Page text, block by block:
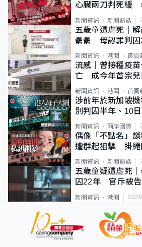
心臟兩刀判死緩
新聞資訊 新聞熱話
五歲童遭虐死｜
纍纍 母認罪判
類案最惡劣
新聞資訊 港聞 首頁
流感｜曾接種疫
亡 成今年首宗兒
新聞資訊 港聞 首頁
涉前年於新加坡
別判囚半年、10日
新聞資訊 兩岸國際
偶像「不點名」
遭群起狙擊 掛繩
新聞資訊 新聞熱話
五歲童疑遭虐死
囚22年 官斥被告
新聞資訊 港聞